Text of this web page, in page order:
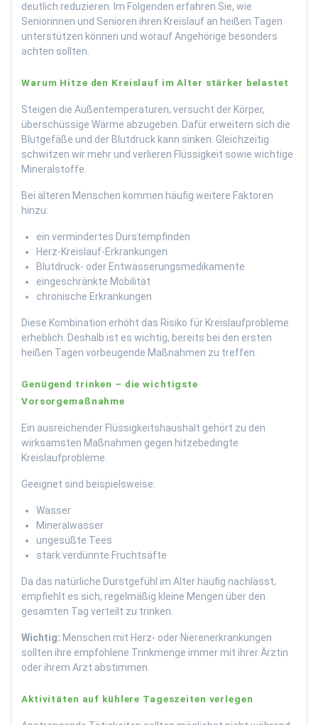
deutlich reduzieren. Im Folgenden erfahren Sie, wie
Seniorinnen und Senioren ihren Kreislauf an heißen Tagen
unterstützen können und worauf Angehörige besonders
achten sollten.
Warum Hitze den Kreislauf im Alter stärker belastet
Steigen die Außentemperaturen, versucht der Körper,
überschüssige Wärme abzugeben. Dafür erweitern sich die
Blutgefäße und der Blutdruck kann sinken. Gleichzeitig
schwitzen wir mehr und verlieren Flüssigkeit sowie wichtige
Mineralstoffe.
Bei älteren Menschen kommen häufig weitere Faktoren
hinzu:
ein vermindertes Durstempfinden
Herz-Kreislauf-Erkrankungen
Blutdruck- oder Entwässerungsmedikamente
eingeschränkte Mobilität
chronische Erkrankungen
Diese Kombination erhöht das Risiko für Kreislaufprobleme
erheblich. Deshalb ist es wichtig, bereits bei den ersten
heißen Tagen vorbeugende Maßnahmen zu treffen.
Genügend trinken – die wichtigste
Vorsorgemaßnahme
Ein ausreichender Flüssigkeitshaushalt gehört zu den
wirksamsten Maßnahmen gegen hitzebedingte
Kreislaufprobleme.
Geeignet sind beispielsweise:
Wasser
Mineralwasser
ungesüßte Tees
stark verdünnte Fruchtsäfte
Da das natürliche Durstgefühl im Alter häufig nachlässt,
empfiehlt es sich, regelmäßig kleine Mengen über den
gesamten Tag verteilt zu trinken.
Wichtig: Menschen mit Herz- oder Nierenerkrankungen
sollten ihre empfohlene Trinkmenge immer mit ihrer Ärztin
oder ihrem Arzt abstimmen.
Aktivitäten auf kühlere Tageszeiten verlegen